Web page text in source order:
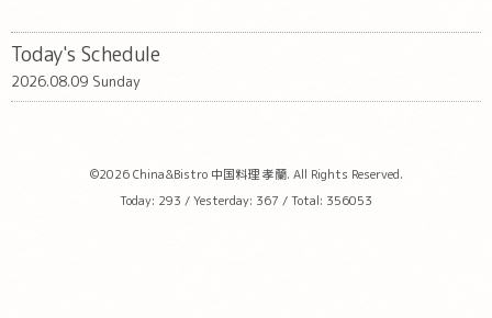
Today's Schedule
2026.08.09 Sunday
©2026China&Bistro 中国料理 孝蘭. All Rights Reserved.
Today: 293 / Yesterday: 367 / Total: 356053